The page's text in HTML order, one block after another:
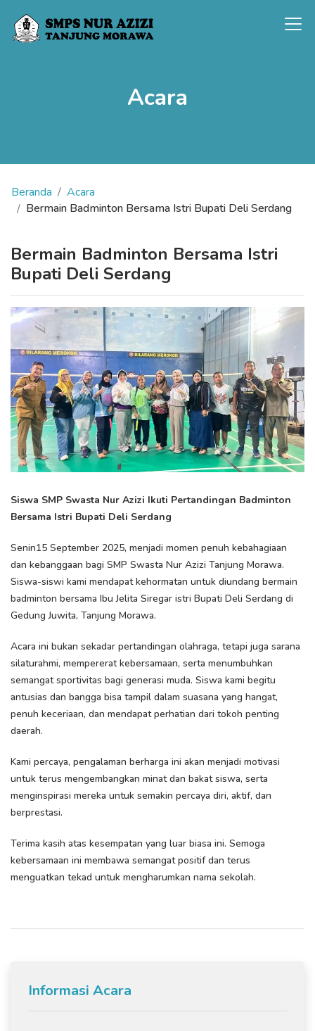
Acara
Beranda
Acara
Bermain Badminton Bersama Istri Bupati Deli Serdang
Bermain Badminton Bersama Istri
Bupati Deli Serdang
Siswa SMP Swasta Nur Azizi Ikuti Pertandingan Badminton
Bersama Istri Bupati Deli Serdang
Senin15 September 2025, menjadi momen penuh kebahagiaan
dan kebanggaan bagi SMP Swasta Nur Azizi Tanjung Morawa.
Siswa-siswi kami mendapat kehormatan untuk diundang bermain
badminton bersama Ibu Jelita Siregar istri Bupati Deli Serdang di
Gedung Juwita, Tanjung Morawa.
Acara ini bukan sekadar pertandingan olahraga, tetapi juga sarana
silaturahmi, mempererat kebersamaan, serta menumbuhkan
semangat sportivitas bagi generasi muda. Siswa kami begitu
antusias dan bangga bisa tampil dalam suasana yang hangat,
penuh keceriaan, dan mendapat perhatian dari tokoh penting
daerah.
Kami percaya, pengalaman berharga ini akan menjadi motivasi
untuk terus mengembangkan minat dan bakat siswa, serta
menginspirasi mereka untuk semakin percaya diri, aktif, dan
berprestasi.
Terima kasih atas kesempatan yang luar biasa ini. Semoga
kebersamaan ini membawa semangat positif dan terus
menguatkan tekad untuk mengharumkan nama sekolah.
Informasi Acara